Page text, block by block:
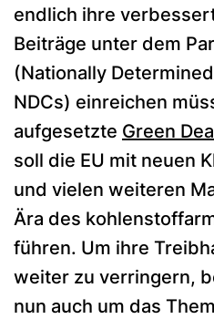
endlich ihre
Beiträge unter dem
(Nationally
NDCs) einreichen
aufgesetzte Green
soll die EU mit neuen
und vielen weiteren
Ära des
führen. Um ihre
weiter zu verringern,
nun auch um das